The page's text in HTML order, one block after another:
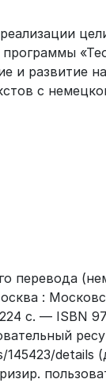
и развитие
с
перевода
:
с. — ISBN
details